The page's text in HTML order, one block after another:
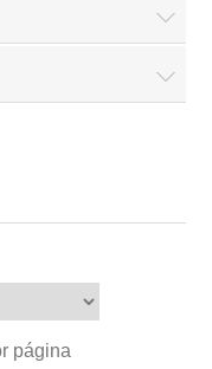
página